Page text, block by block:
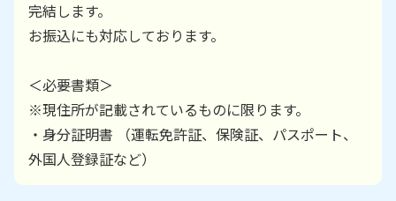
完結します。
お振込にも対応しております。
＜必要書類＞
※現住所が記載されているものに限ります。
・身分証明書 （運転免許証、保険証、パスポート、
外国人登録証など）